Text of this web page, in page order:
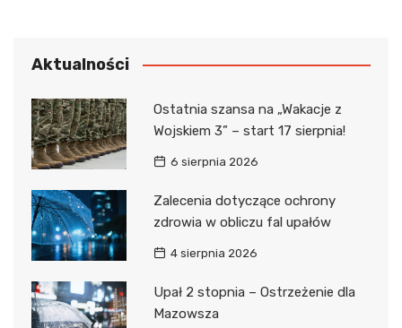
Aktualności
Ostatnia szansa na „Wakacje z
Wojskiem 3” – start 17 sierpnia!
6 sierpnia 2026
Zalecenia dotyczące ochrony
zdrowia w obliczu fal upałów
4 sierpnia 2026
Upał 2 stopnia – Ostrzeżenie dla
Mazowsza